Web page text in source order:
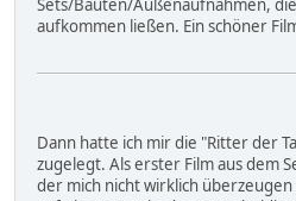
Sets/Bauten/Außenaufnahmen,
aufkommen ließen. Ein schöner
Dann hatte ich mir die "Ritter der
zugelegt. Als erster Film aus dem
der mich nicht wirklich